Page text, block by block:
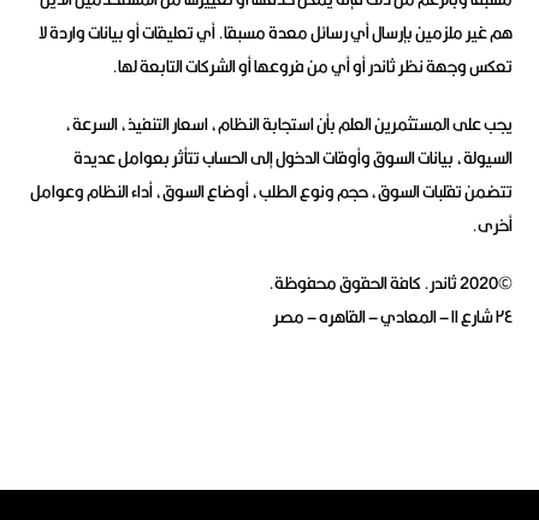
هم غير ملزمين بإرسال أي رسائل معدة مسبقا. أي تعليقات أو بيانات واردة لا
تعكس وجهة نظر ثاندر أو أي من فروعها أو الشركات التابعة لها.
يجب على المستثمرين العلم بأن استجابة النظام، اسعار التنفيذ، السرعة،
السيولة، بيانات السوق وأوقات الدخول إلى الحساب تتأثر بعوامل عديدة
تتضمن تقلبات السوق، حجم ونوع الطلب، أوضاع السوق، أداء النظام وعوامل
أخرى.
©2020 ثاندر. كافة الحقوق محفوظة.
٢٤ شارع ١١ – المعادي – القاهره – مصر